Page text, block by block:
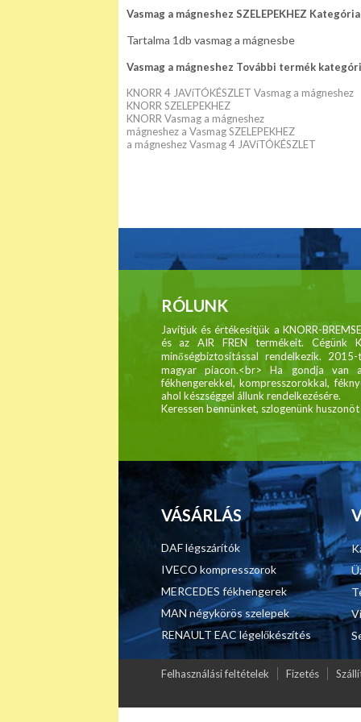
Vasmag a mágneshez SZELEPEKHEZ
Tartalma 1db vasmag a mágnesbe
Vasmag a mágneshez További termék
KNORR 4 JAVíTÓKÉSZLET Vasmag a mágneshez
KNORR SZELEPEKHEZ
KNORR Vasmag a mágneshez
mágneshez a Vasmag SZELEPEKHEZ
a mágneshez Vasmag 4 JAVíTÓKÉSZLET
RÓLUNK
Javítjuk és értékesítjük a KNORR-
és az AIR FREN termékeit. Cégünk
minőségbiztosítással rendelkezik.
magyar piacon.<br> Ha gondja van
fékhengerekkel, kompresszorokkal,
ahol készséggel állunk rendelkezésére.
Keressen bennünket, szlogenünk
VÁSÁRLÁS
DAF légszárítók
IVECO kompresszorok
MERCEDES fékhengerek
MAN négykörös szelepek
RENAULT EAC légelőkészítés
Felhasználási feltételek Fizetés